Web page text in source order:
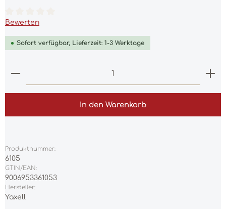
Durchschnittliche Bewertung von 0 von 5 Sternen
Bewerten
Sofort verfügbar, Lieferzeit: 1-3 Werktage
Produkt Anzahl: Gib den gewünschten Wert
In den Warenkorb
Produktnummer:
6105
GTIN/EAN:
9006953361053
Hersteller:
Yaxell